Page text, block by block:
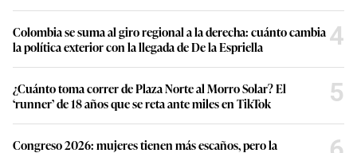
Colombia se suma al giro regional a la derecha: cuánto cambia
la política exterior con la llegada de De la Espriella
4
¿Cuánto toma correr de Plaza Norte al Morro Solar? El
‘runner’ de 18 años que se reta ante miles en TikTok
5
Congreso 2026: mujeres tienen más escaños, pero la